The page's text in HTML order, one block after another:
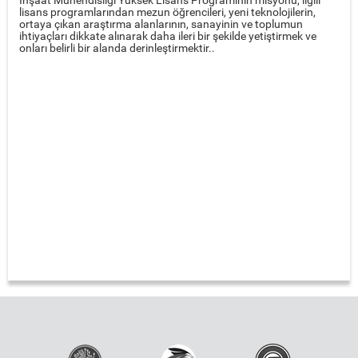
lisans programlarından mezun öğrencileri, yeni teknolojilerin,
ortaya çıkan araştırma alanlarının, sanayinin ve toplumun
ihtiyaçları dikkate alınarak daha ileri bir şekilde yetiştirmek ve
onları belirli bir alanda derinleştirmektir..